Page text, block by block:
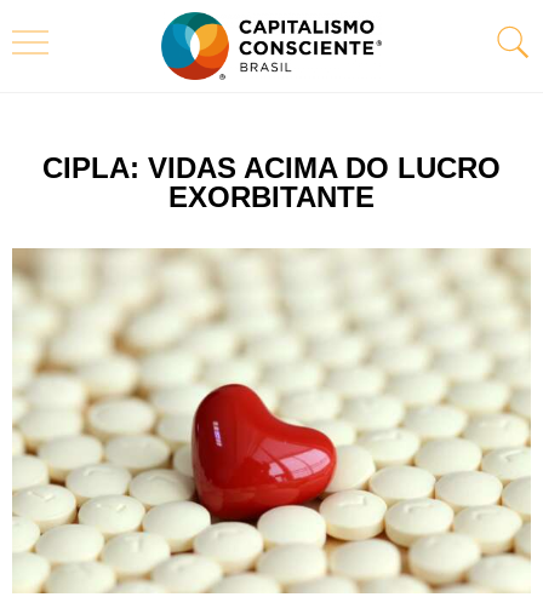
CIPLA: VIDAS ACIMA DO LUCRO
EXORBITANTE